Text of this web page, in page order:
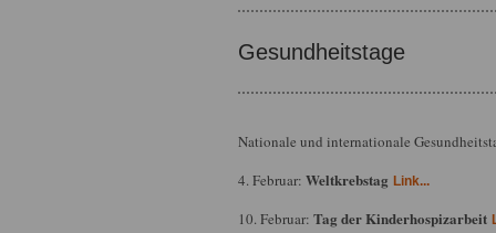
Gesundheitstage
Nationale und internationale
4. Februar: Weltkrebstag Link...
10. Februar: Tag der Kinderhospizarbeit